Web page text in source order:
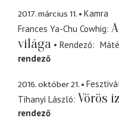
2017. március 11.
Kamra
Frances Ya-Chu Cowhig
világa
Rendező
rendező
2016. október 21.
Tihanyi László Vörös
rendező